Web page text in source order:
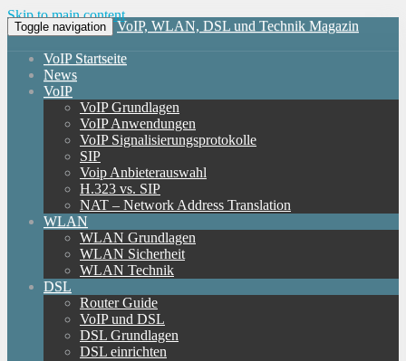
Skip to main content
Toggle navigation VoIP, WLAN, DSL und Technik Magazin
VoIP Startseite
News
VoIP
VoIP Grundlagen
VoIP Anwendungen
VoIP Signalisierungsprotokolle
SIP
Voip Anbieterauswahl
H.323 vs. SIP
NAT – Network Address Translation
WLAN
WLAN Grundlagen
WLAN Sicherheit
WLAN Technik
DSL
Router Guide
VoIP und DSL
DSL Grundlagen
DSL einrichten